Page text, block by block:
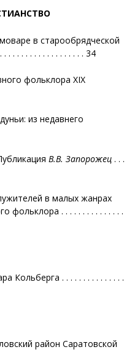
в старообрядческой
. . . . . . . . . . . . . . . . . 34
фольклора XIX
из недавнего
В.В. Запорожец . . .
в малых жанрах
фольклора . . . . . . . . . . . . . . .
Кольберга . . . . . . . . . . . . . . .
район Саратовской